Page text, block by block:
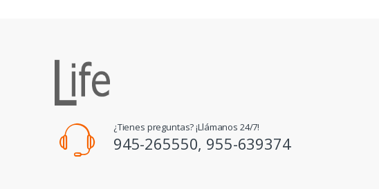
¿Tienes preguntas? ¡Llámanos 24/7!
945-265550, 955-639374